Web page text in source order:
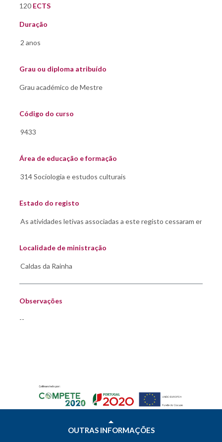
120 ECTS
Duração
Grau ou diploma atribuído
Código do curso
Área de educação e formação
Estado do registo
Localidade de ministração
Observações
--
OUTRAS INFORMAÇÕES